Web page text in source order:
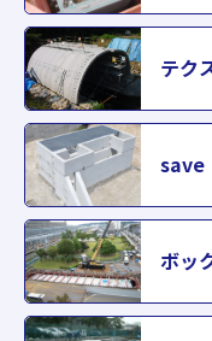
テク
save
ボッ